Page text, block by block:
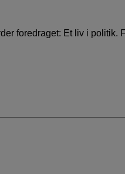
foredraget: Et liv i